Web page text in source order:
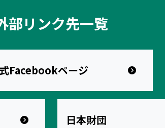
部リンク先一覧
Facebookページ
日本財団